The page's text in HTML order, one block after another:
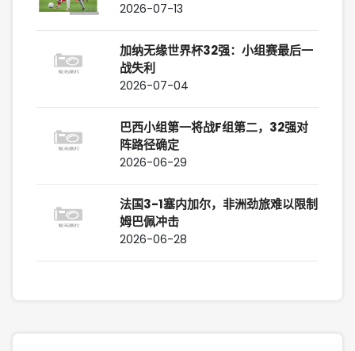
2026-07-13
加纳无缘世界杯32强：小组赛最后一
战失利
2026-07-04
巴西小组第一将战F组第二，32强对
阵路径确定
2026-06-29
法国3-1塞内加尔，非洲劲旅难以限制
姆巴佩冲击
2026-06-28